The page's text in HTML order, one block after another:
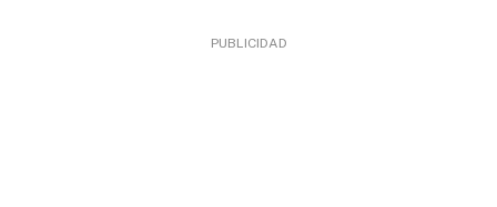
PUBLICIDAD